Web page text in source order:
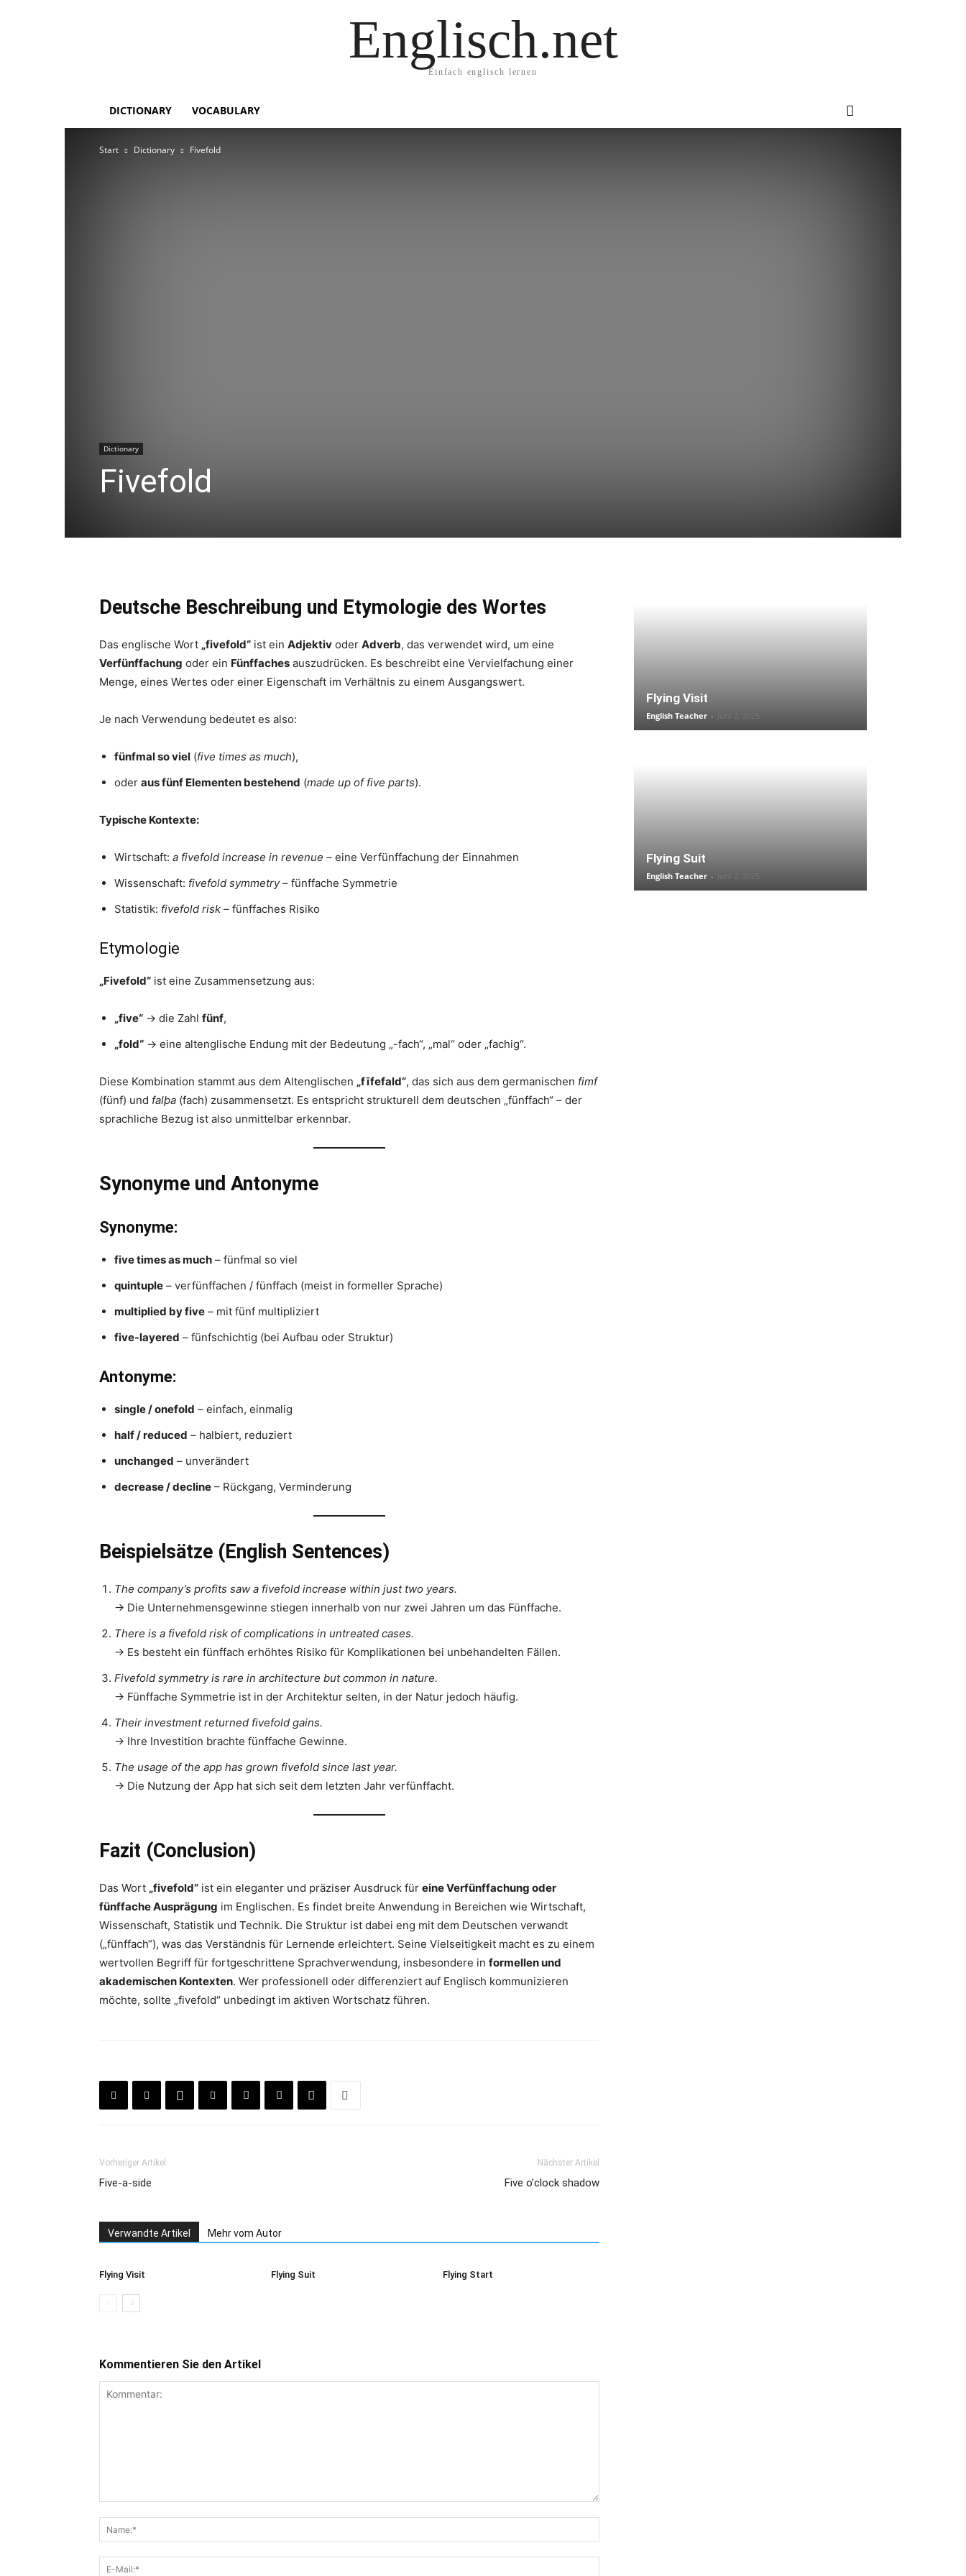
Englisch.net
Einfach englisch lernen
DICTIONARY VOCABULARY
Start Dictionary Fivefold
Dictionary
Fivefold
Deutsche Beschreibung und Etymologie des Wortes
Das englische Wort „fivefold“ ist ein Adjektiv oder Adverb, das verwendet wird, um eine
Verfünffachung oder ein Fünffaches auszudrücken. Es beschreibt eine Vervielfachung einer
Menge, eines Wertes oder einer Eigenschaft im Verhältnis zu einem Ausgangswert.
Je nach Verwendung bedeutet es also:
fünfmal so viel (five times as much),
oder aus fünf Elementen bestehend (made up of five parts).
Typische Kontexte:
Wirtschaft: a fivefold increase in revenue – eine Verfünffachung der Einnahmen
Wissenschaft: fivefold symmetry– fünffache Symmetrie
Statistik: fivefold risk – fünffaches Risiko
Etymologie
„Fivefold“ ist eine Zusammensetzung aus:
„five“ → die Zahl fünf,
„fold“ → eine altenglische Endung mit der Bedeutung „-fach“, „mal“ oder „fachig“.
Diese Kombination stammt aus dem Altenglischen „fīfefald“, das sich aus dem germanischen fimf
(fünf) und falþa (fach) zusammensetzt. Es entspricht strukturell dem deutschen „fünffach“ – der
sprachliche Bezug ist also unmittelbar erkennbar.
Synonyme und Antonyme
Synonyme:
five times as much – fünfmal so viel
quintuple – verfünffachen / fünffach (meist in formeller Sprache)
multiplied by five – mit fünf multipliziert
five-layered – fünfschichtig (bei Aufbau oder Struktur)
Antonyme:
single / onefold – einfach, einmalig
half / reduced – halbiert, reduziert
unchanged – unverändert
decrease / decline – Rückgang, Verminderung
Beispielsätze (English Sentences)
The company’s profits saw a fivefold increase within just two years.
→ Die Unternehmensgewinne stiegen innerhalb von nur zwei Jahren um das Fünffache.
There is a fivefold risk of complications in untreated cases.
→ Es besteht ein fünffach erhöhtes Risiko für Komplikationen bei unbehandelten Fällen.
Fivefold symmetry is rare in architecture but common in nature.
→ Fünffache Symmetrie ist in der Architektur selten, in der Natur jedoch häufig.
Their investment returned fivefold gains.
→ Ihre Investition brachte fünffache Gewinne.
The usage of the app has grown fivefold since last year.
→ Die Nutzung der App hat sich seit dem letzten Jahr verfünffacht.
Fazit (Conclusion)
Das Wort „fivefold“ ist ein eleganter und präziser Ausdruck für eine Verfünffachung oder
fünffache Ausprägung im Englischen. Es findet breite Anwendung in Bereichen wie Wirtschaft,
Wissenschaft, Statistik und Technik. Die Struktur ist dabei eng mit dem Deutschen verwandt
(„fünffach“), was das Verständnis für Lernende erleichtert. Seine Vielseitigkeit macht es zu einem
wertvollen Begriff für fortgeschrittene Sprachverwendung, insbesondere in formellen und
akademischen Kontexten. Wer professionell oder differenziert auf Englisch kommunizieren
möchte, sollte „fivefold“ unbedingt im aktiven Wortschatz führen.
Vorheriger Artikel
Five-a-side
Nächster Artikel
Five o’clock shadow
Verwandte Artikel Mehr vom Autor
Flying Visit Flying Suit Flying Start
Kommentieren Sie den Artikel
Flying Visit
English Teacher -
Flying Suit
English Teacher -